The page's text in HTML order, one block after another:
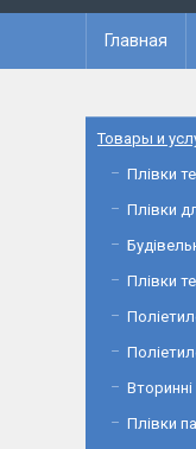
Главная
Товары и
Плівки
Плівки
Плівки
Вторинні
Плівки